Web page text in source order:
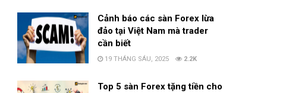
Cảnh báo các sàn Forex lừa
đảo tại Việt Nam mà trader
cần biết
19 THÁNG SÁU, 2025 2.2K
Top 5 sàn Forex tặng tiền cho